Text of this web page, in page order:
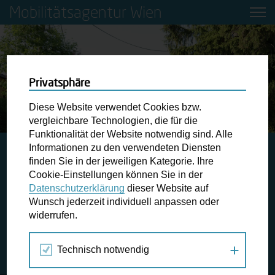
Mobilitätsagentur Wien
STARTSEITE JAHRESRÜCKBLICK 2022
GEH-CAFÉ:
ESSLING RELAXED
Geh-Café: Essling Relaxed
Privatsphäre
Diese Website verwendet Cookies bzw.
vergleichbare Technologien, die für die
Funktionalität der Website notwendig sind. Alle
Informationen zu den verwendeten Diensten
finden Sie in der jeweiligen Kategorie. Ihre
Cookie-Einstellungen können Sie in der
Datenschutzerklärung dieser Website auf
Wunsch jederzeit individuell anpassen oder
widerrufen.
Technisch notwendig